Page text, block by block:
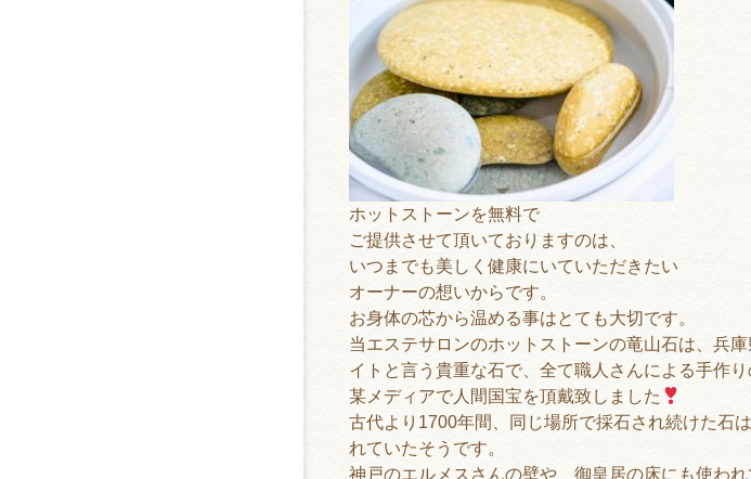
ホットストーンを無料で
ご提供させて頂いておりますのは、
いつまでも美しく健康にいていただきたい
オーナーの想いからです。
お身体の芯から温める事はとても大切です。
当エステサロンのホットストーンの竜山石は、兵
イトと言う貴重な石で、全て職人さんによる手作り
某メディアで人間国宝を頂戴致しました
古代より 1700年間、同じ場所で採石され続けた石
れていたそうです。
神戸のエルメスさんの壁や、御皇居の床にも使われ